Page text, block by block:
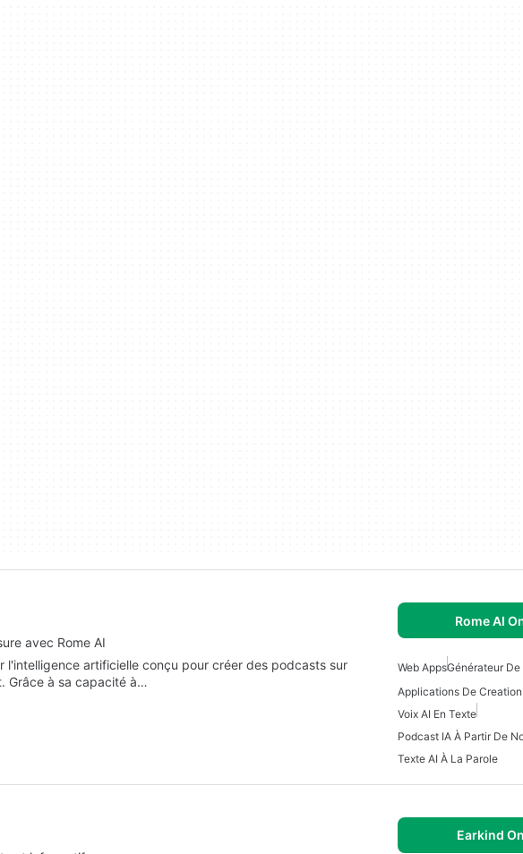
avec Rome AI
Rome AI
l'intelligence artificielle conçu pour créer des podcasts sur
Grâce à sa capacité à…
Web AppsGénérateur
Voix AI En Texte
Podcast IA À Partir De
Texte AI À La Parole
Earkind